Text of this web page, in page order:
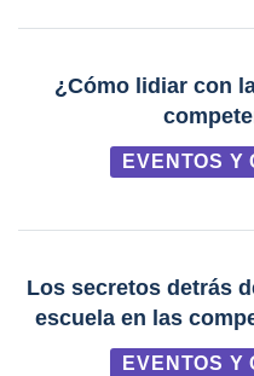
¿Cómo lidiar con
EVENTOS Y
Los secretos detrás
escuela en las
EVENTOS Y